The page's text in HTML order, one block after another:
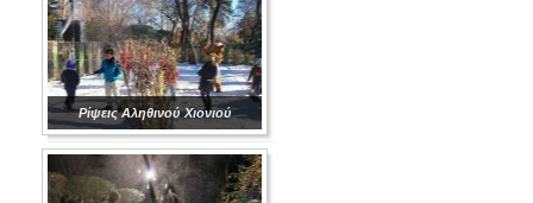
Ρίψεις Αληθινού Χιονιού